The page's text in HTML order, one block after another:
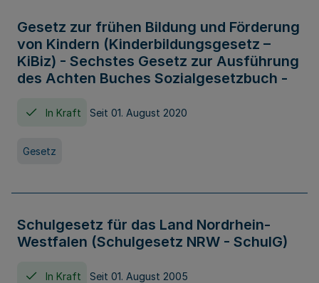
Gesetz zur frühen Bildung und Förderung
von Kindern (Kinderbildungsgesetz –
KiBiz) - Sechstes Gesetz zur Ausführung
des Achten Buches Sozialgesetzbuch -
In Kraft Seit 01. August 2020
Gesetz
Schulgesetz für das Land Nordrhein-
Westfalen (Schulgesetz NRW - SchulG)
In Kraft Seit 01. August 2005